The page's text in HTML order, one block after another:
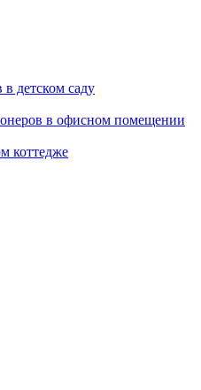
в детском саду
в офисном помещении
коттедже